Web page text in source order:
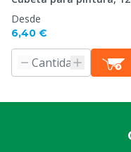
Desde
6,40 €